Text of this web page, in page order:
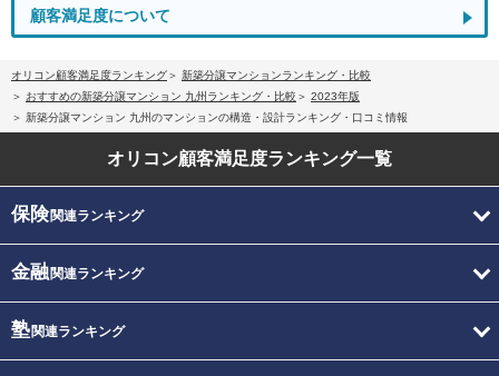
顧客満足度について
オリコン顧客満足度ランキング
新築分譲マンションランキング・比較
おすすめの新築分譲マンション 九州ランキング・比較
2023年版
新築分譲マンション 九州のマンションの構造・設計ランキング・口コミ情報
オリコン顧客満足度ランキング一覧
保険関連ランキング
金融関連ランキング
塾関連ランキング